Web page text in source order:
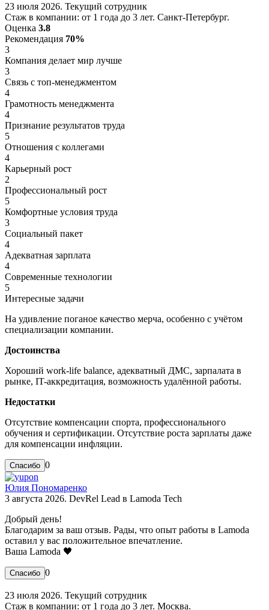
23 июля 2026. Текущий сотрудник
Стаж в компании: от 1 года до 3 лет. Санкт-Петербург.
Оценка 3.8
Рекомендация 70%
3
Компания делает мир лучше
3
Связь с топ-менеджментом
4
Грамотность менеджмента
4
Признание результатов труда
5
Отношения с коллегами
4
Карьерный рост
2
Профессиональный рост
5
Комфортные условия труда
3
Социальный пакет
4
Адекватная зарплата
4
Современные технологии
5
Интересные задачи
На удивление поганое качество мерча, особенно с учётом
специализации компании.
Достоинства
Хороший work-life balance, адекватный ДМС, зарпалата в
рынке, IT-аккредитация, возможность удалённой работы.
Недостатки
Отсутствие компенсации спорта, профессионального
обучения и сертификации. Отсутствие роста зарплаты даже
для компенсации инфляции.
0
Юлия Пономаренко
3 августа 2026. DevRel Lead в Lamoda Tech
Добрый день!
Благодарим за ваш отзыв. Рады, что опыт работы в Lamoda
оставил у вас положительное впечатление.
Ваша Lamoda 🖤
0
23 июля 2026. Текущий сотрудник
Стаж в компании: от 1 года до 3 лет. Москва.